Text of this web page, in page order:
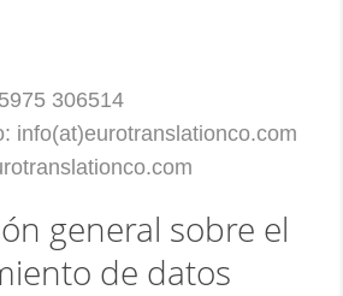
306514
info(at)eurotranslationco.com
general sobre el
de datos